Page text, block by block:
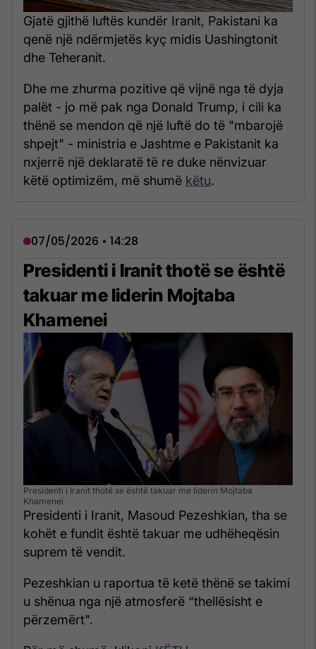
Gjatë gjithë luftës kundër Iranit, Pakistani ka
qenë një ndërmjetës kyç midis Uashingtonit
dhe Teheranit.
Dhe me zhurma pozitive që vijnë nga të dyja
palët - jo më pak nga Donald Trump, i cili ka
thënë se mendon që një luftë do të "mbarojë
shpejt" - ministria e Jashtme e Pakistanit ka
nxjerrë një deklaratë të re duke nënvizuar
këtë optimizëm, më shumë këtu.
07/05/2026 • 14:28
Presidenti i Iranit thotë se është
takuar me liderin Mojtaba
Khamenei
Presidenti i Iranit thotë se është takuar me liderin Mojtaba
Khamenei
Presidenti i Iranit, Masoud Pezeshkian, tha se
kohët e fundit është takuar me udhëheqësin
suprem të vendit.
Pezeshkian u raportua të ketë thënë se takimi
u shënua nga një atmosferë “thellësisht e
përzemërt".